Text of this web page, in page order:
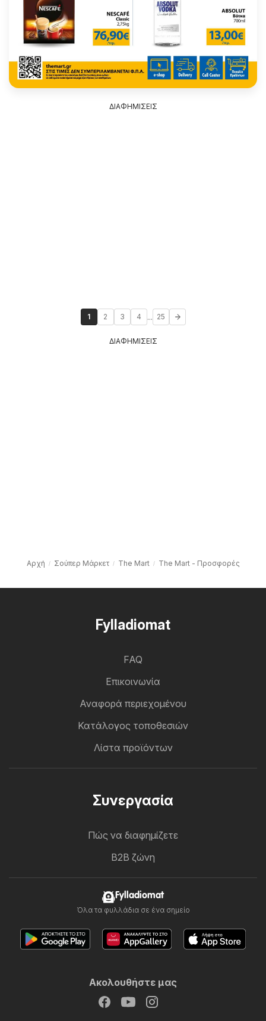
ΔΙΑΦΗΜΙΣΕΙΣ
1 2 3 4 ... 25
ΔΙΑΦΗΜΙΣΕΙΣ
Αρχή Σούπερ Μάρκετ The Mart The Mart - Προσφορές
Fylladiomat
FAQ
Επικοινωνία
Αναφορά περιεχομένου
Κατάλογος τοποθεσιών
Λίστα προϊόντων
Συνεργασία
Πώς να διαφημίζετε
B2B ζώνη
Fylladiomat
Όλα τα φυλλάδια σε ένα σημείο
Ακολουθήστε μας